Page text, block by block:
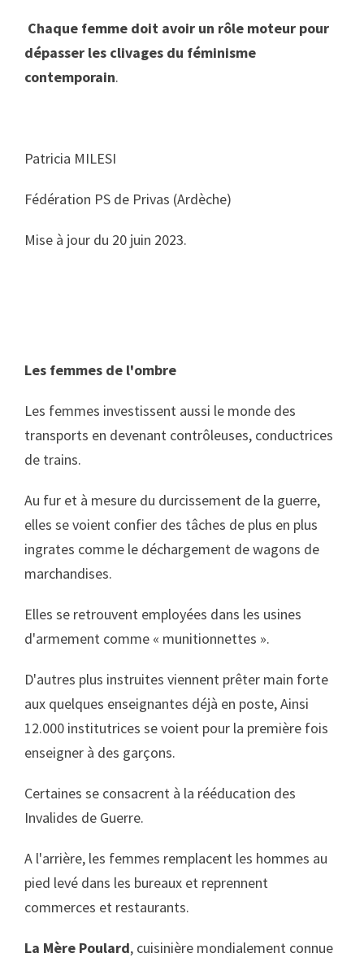
Chaque femme doit avoir un rôle moteur pour
dépasser les clivages du féminisme
contemporain.
Patricia MILESI
Fédération PS de Privas (Ardèche)
Mise à jour du 20 juin 2023.
Les femmes de l'ombre
Les femmes investissent aussi le monde des
transports en devenant contrôleuses, conductrices
de trains.
Au fur et à mesure du durcissement de la guerre,
elles se voient confier des tâches de plus en plus
ingrates comme le déchargement de wagons de
marchandises.
Elles se retrouvent employées dans les usines
d'armement comme « munitionnettes ».
D'autres plus instruites viennent prêter main forte
aux quelques enseignantes déjà en poste, Ainsi
12.000 institutrices se voient pour la première fois
enseigner à des garçons.
Certaines se consacrent à la rééducation des
Invalides de Guerre.
A l'arrière, les femmes remplacent les hommes au
pied levé dans les bureaux et reprennent
commerces et restaurants.
La Mère Poulard, cuisinière mondialement connue